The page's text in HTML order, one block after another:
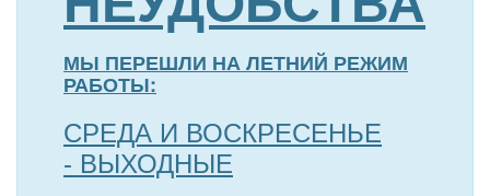
МЫ ПЕРЕШЛИ НА ЛЕТНИЙ РЕЖИМ
РАБОТЫ:
СРЕДА И ВОСКРЕСЕНЬЕ
- ВЫХОДНЫЕ